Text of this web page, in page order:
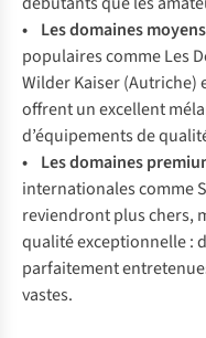
• Les domaines
populaires comme Les
Wilder Kaiser (Autriche)
offrent un excellent
d’équipements de
• Les domaines
internationales comme
reviendront plus chers,
qualité exceptionnelle :
parfaitement
vastes.